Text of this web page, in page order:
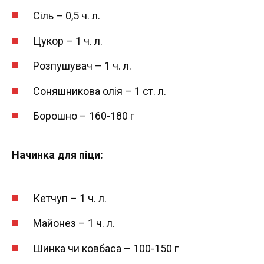
Сіль – 0,5 ч. л.
Цукор – 1 ч. л.
Розпушувач – 1 ч. л.
Соняшникова олія – 1 ст. л.
Борошно – 160-180 г
Начинка для піци:
Кетчуп – 1 ч. л.
Майонез – 1 ч. л.
Шинка чи ковбаса – 100-150 г